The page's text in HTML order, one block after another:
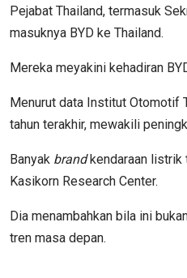
Pejabat Thailand, termasuk
masuknya BYD ke Thailand.
Mereka meyakini kehadiran
Menurut data Institut Otomotif
tahun terakhir, mewakili
Banyak brandkendaraan listrik
Kasikorn Research Center.
Dia menambahkan bila ini
tren masa depan.